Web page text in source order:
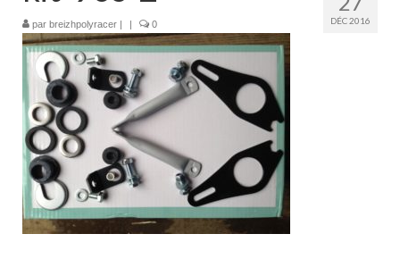
Boutique
Projets en cours
Mon compte
Mon panier
Nous contacter
Nous situer
DÉC 2016
par breizhpolyracer 0